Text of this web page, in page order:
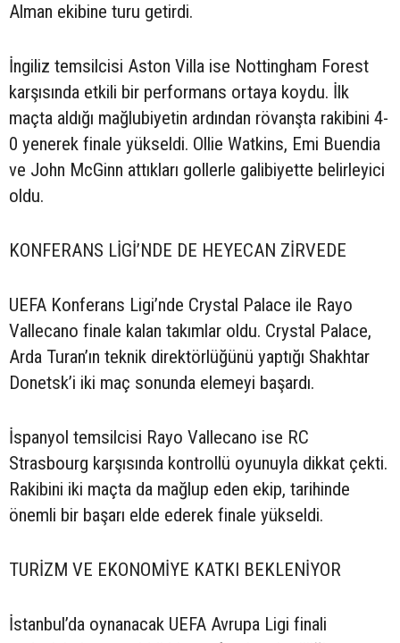
Alman ekibine turu getirdi.
İngiliz temsilcisi Aston Villa ise Nottingham Forest
karşısında etkili bir performans ortaya koydu. İlk
maçta aldığı mağlubiyetin ardından rövanşta rakibini 4-
0 yenerek finale yükseldi. Ollie Watkins, Emi Buendia
ve John McGinn attıkları gollerle galibiyette belirleyici
oldu.
KONFERANS LİGİ’NDE DE HEYECAN ZİRVEDE
UEFA Konferans Ligi’nde Crystal Palace ile Rayo
Vallecano finale kalan takımlar oldu. Crystal Palace,
Arda Turan’ın teknik direktörlüğünü yaptığı Shakhtar
Donetsk’i iki maç sonunda elemeyi başardı.
İspanyol temsilcisi Rayo Vallecano ise RC
Strasbourg karşısında kontrollü oyunuyla dikkat çekti.
Rakibini iki maçta da mağlup eden ekip, tarihinde
önemli bir başarı elde ederek finale yükseldi.
TURİZM VE EKONOMİYE KATKI BEKLENİYOR
İstanbul’da oynanacak UEFA Avrupa Ligi finali